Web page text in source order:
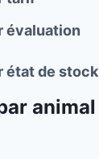
évaluation
état de stock
animal